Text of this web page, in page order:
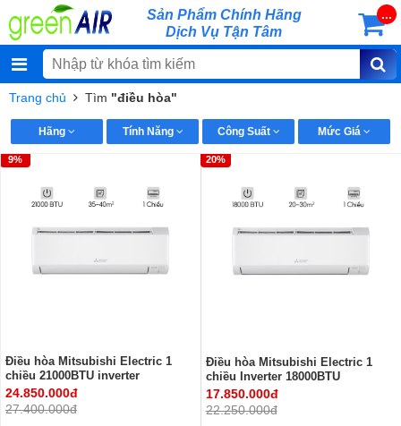
Sản Phẩm Chính Hãng
Dịch Vụ Tận Tâm
...
Trang chủ Tìm "điều hòa"
Hãng Tính Năng Công Suất Mức Giá
9%
Điều hòa Mitsubishi Electric 1
chiều 21000BTU inverter
MSY/MUY-JA60VF
24.850.000đ
27.400.000đ
20%
Điều hòa Mitsubishi Electric 1
chiều Inverter 18000BTU
MSY/MUY-JA50VF
17.850.000đ
22.250.000đ